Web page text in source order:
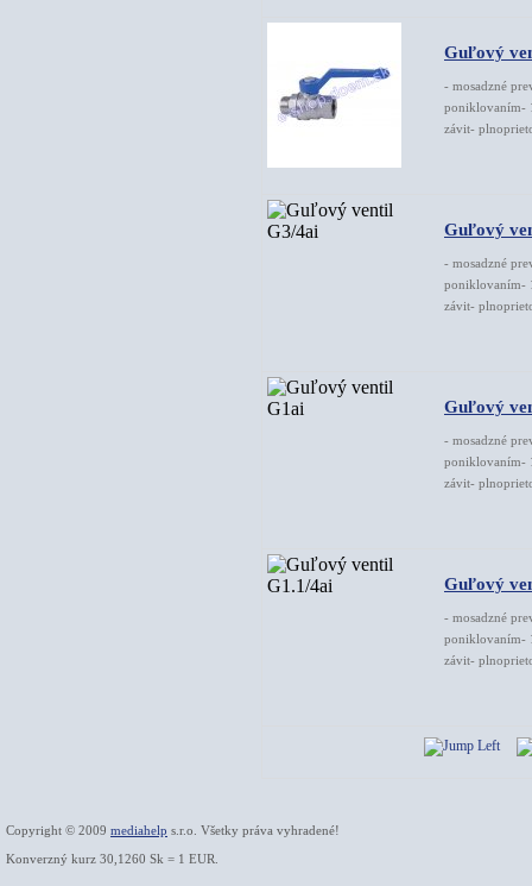
Guľový
- mosadzné
poniklovaním-
závit-
Guľový
- mosadzné
poniklovaním-
závit-
Guľový
- mosadzné
poniklovaním-
závit-
Guľový
- mosadzné
poniklovaním-
závit-
Copyright © 2009 mediahelp s.r.o. Všetky práva vyhradené!
Konverzný kurz 30,1260 Sk = 1 EUR.